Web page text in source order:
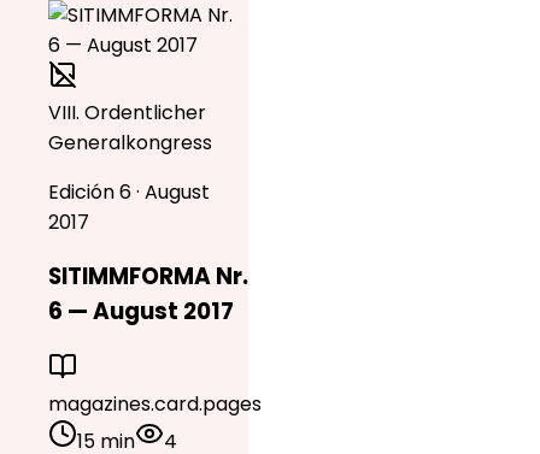
VIII. Ordentlicher
Generalkongress
Edición 6 · August
2017
SITIMMFORMA Nr.
6 — August 2017
magazines.card.pages
15 min
4